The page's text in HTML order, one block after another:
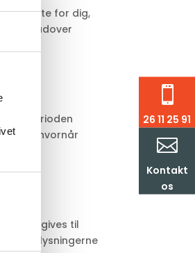
for dig,
Herudover
Perioden
for, hvornår
videregives til
Oplysningerne

26 11 25 91

Kontakt
os